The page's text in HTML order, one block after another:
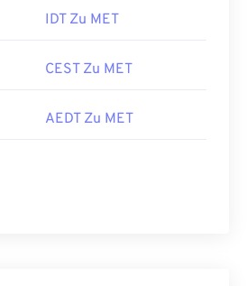
IDT Zu MET
CEST Zu MET
AEDT Zu MET